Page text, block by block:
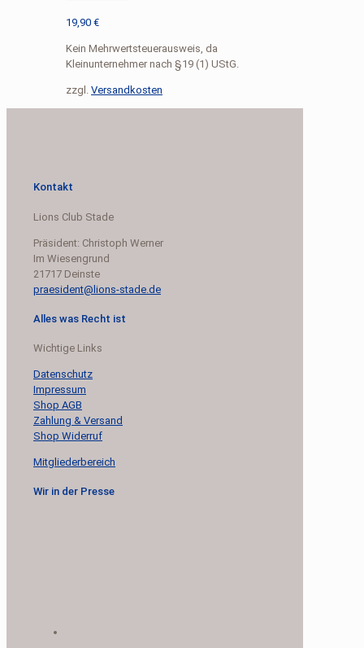
19,90 €
Kein Mehrwertsteuerausweis, da
Kleinunternehmer nach §19 (1) UStG.
zzgl. Versandkosten
Kontakt
Lions Club Stade
Präsident: Christoph Werner
Im Wiesengrund
21717 Deinste
praesident@lions-stade.de
Alles was Recht ist
Wichtige Links
Datenschutz
Impressum
Shop AGB
Zahlung & Versand
Shop Widerruf
Mitgliederbereich
Wir in der Presse